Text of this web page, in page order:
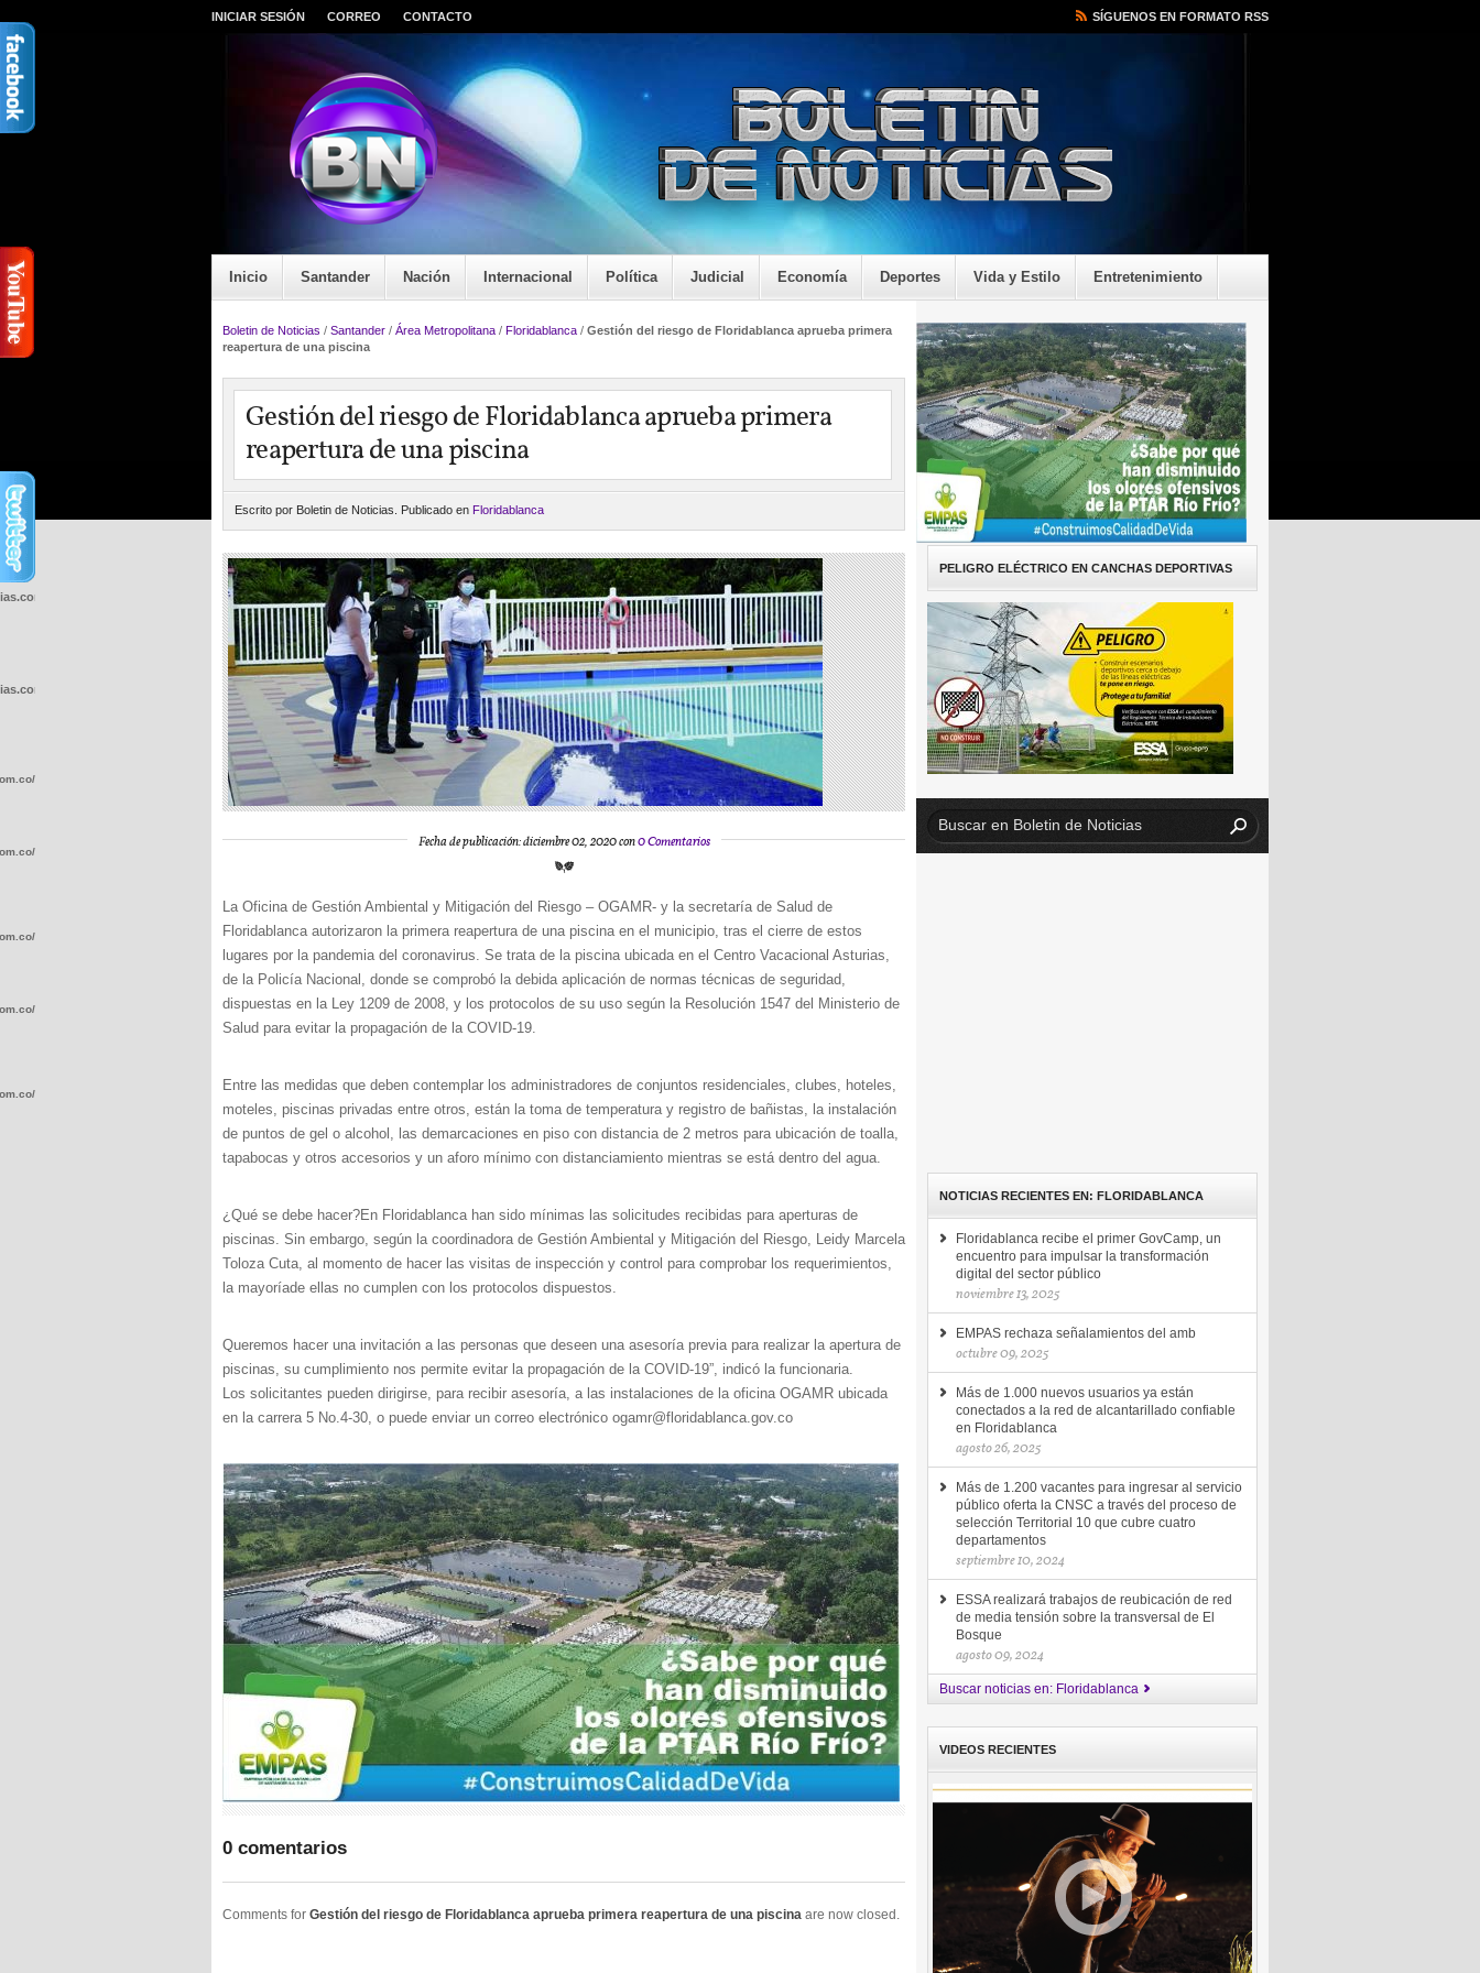
INICIAR SESIÓN CORREO CONTACTO SÍGUENOS EN FORMATO RSS
Inicio Santander Nación Internacional Política Judicial Economía Deportes Vida y Estilo Entretenimiento
Boletin de Noticias / Santander / Área Metropolitana / Floridablanca / Gestión del riesgo de Floridablanca aprueba primera
reapertura de una piscina
Gestión del riesgo de Floridablanca aprueba primera
reapertura de una piscina
Escrito por Boletin de Noticias. Publicado en Floridablanca
Fecha de publicación: diciembre 02, 2020 con0 Comentarios
La Oficina de Gestión Ambiental y Mitigación del Riesgo – OGAMR- y la secretaría de Salud de
Floridablanca autorizaron la primera reapertura de una piscina en el municipio, tras el cierre de estos
lugares por la pandemia del coronavirus. Se trata de la piscina ubicada en el Centro Vacacional Asturias,
de la Policía Nacional, donde se comprobó la debida aplicación de normas técnicas de seguridad,
dispuestas en la Ley 1209 de 2008, y los protocolos de su uso según la Resolución 1547 del Ministerio de
Salud para evitar la propagación de la COVID-19.
Entre las medidas que deben contemplar los administradores de conjuntos residenciales, clubes, hoteles,
moteles, piscinas privadas entre otros, están la toma de temperatura y registro de bañistas, la instalación
de puntos de gel o alcohol, las demarcaciones en piso con distancia de 2 metros para ubicación de toalla,
tapabocas y otros accesorios y un aforo mínimo con distanciamiento mientras se está dentro del agua.
¿Qué se debe hacer?En Floridablanca han sido mínimas las solicitudes recibidas para aperturas de
piscinas. Sin embargo, según la coordinadora de Gestión Ambiental y Mitigación del Riesgo, Leidy Marcela
Toloza Cuta, al momento de hacer las visitas de inspección y control para comprobar los requerimientos,
la mayoríade ellas no cumplen con los protocolos dispuestos.
Queremos hacer una invitación a las personas que deseen una asesoría previa para realizar la apertura de
piscinas, su cumplimiento nos permite evitar la propagación de la COVID-19”, indicó la funcionaria.
Los solicitantes pueden dirigirse, para recibir asesoría, a las instalaciones de la oficina OGAMR ubicada
en la carrera 5 No.4-30, o puede enviar un correo electrónico ogamr@floridablanca.gov.co​​
0 comentarios
Comments for Gestión del riesgo de Floridablanca aprueba primera reapertura de una piscina are now closed.
PELIGRO ELÉCTRICO EN CANCHAS DEPORTIVAS
NOTICIAS RECIENTES EN: FLORIDABLANCA
Floridablanca recibe el primer GovCamp, un
encuentro para impulsar la transformación
digital del sector público
noviembre 13, 2025
EMPAS rechaza señalamientos del amb
octubre 09, 2025
Más de 1.000 nuevos usuarios ya están
conectados a la red de alcantarillado confiable
en Floridablanca
agosto 26, 2025
Más de 1.200 vacantes para ingresar al servicio
público oferta la CNSC a través del proceso de
selección Territorial 10 que cubre cuatro
departamentos
septiembre 10, 2024
ESSA realizará trabajos de reubicación de red
de media tensión sobre la transversal de El
Bosque
agosto 09, 2024
Buscar noticias en: Floridablanca
VIDEOS RECIENTES
wp-
wp-
wp-
wp-
wp-
wp-
wp-